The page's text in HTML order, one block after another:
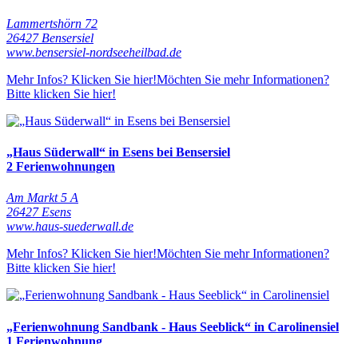
Lammertshörn 72
26427 Bensersiel
www.bensersiel-nordseeheilbad.de
Mehr Infos? Klicken Sie hier!Möchten Sie mehr Informationen?
Bitte klicken Sie hier!
„Haus Süderwall“ in Esens bei Bensersiel
2 Ferienwohnungen
Am Markt 5 A
26427 Esens
www.haus-suederwall.de
Mehr Infos? Klicken Sie hier!Möchten Sie mehr Informationen?
Bitte klicken Sie hier!
„Ferienwohnung Sandbank - Haus Seeblick“ in Carolinensiel
1 Ferienwohnung